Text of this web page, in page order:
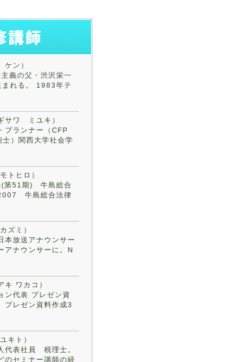
ン）
義の父・渋沢栄一
まれる。 1983年テ
サワ ミユキ）
プランナー（CFP
士）関西大学社会学
トヒロ）
第51期) 牛島総合
牛島総合法律
ズミ）
放送アナウンサー
アナウンサーに。N
キ ワカコ）
ン代表 プレゼン資
プレゼン資料作成3
キト）
代表社員 税理士。
のセミナー講師の経